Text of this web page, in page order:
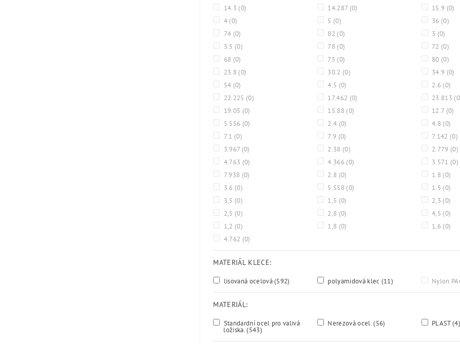
14.3 (0) 14.287 (0) 15.9 (0)
4 (0) 5 (0) 36 (0)
74 (0) 82 (0) 3 (0)
3.5 (0) 78 (0) 72 (0)
68 (0) 75 (0) 80 (0)
23.8 (0) 30.2 (0) 34.9 (0)
54 (0) 4.5 (0) 2.6 (0)
22.225 (0) 17.462 (0) 23.813
19.05 (0) 15.88 (0) 12.7 (0)
5.556 (0) 2.4 (0) 4.8 (0)
7.1 (0) 7.9 (0) 7.142 (0)
3.967 (0) 2.38 (0) 2.779 (0)
4.763 (0) 4.366 (0) 3.571 (0)
7.938 (0) 2.8 (0) 1.8 (0)
3.6 (0) 5.558 (0) 1.5 (0)
3,5 (0) 1,5 (0) 2,3 (0)
2,5 (0) 2,8 (0) 4,5 (0)
1,2 (0) 1,8 (0) 1,6 (0)
4.762 (0)
MATERIÁL KLECE:
lisovaná ocelová(592) polyamidová klec (11) Nylon
MATERIÁL:
Standardní ocel pro valivá
ložiska.(543)
Nerezová ocel.(56) PLAST(4)